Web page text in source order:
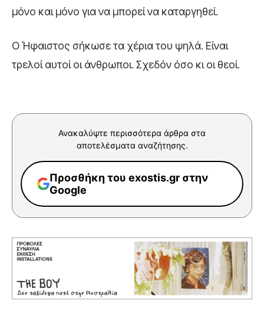
μόνο και μόνο για να μπορεί να καταργηθεί.
Ο Ήφαιστος σήκωσε τα χέρια του ψηλά. Είναι
τρελοί αυτοί οι άνθρωποι. Σχεδόν όσο κι οι θεοί.
Ανακαλύψτε περισσότερα άρθρα στα
αποτελέσματα αναζήτησης.
Προσθήκη του exostis.gr στην
Google